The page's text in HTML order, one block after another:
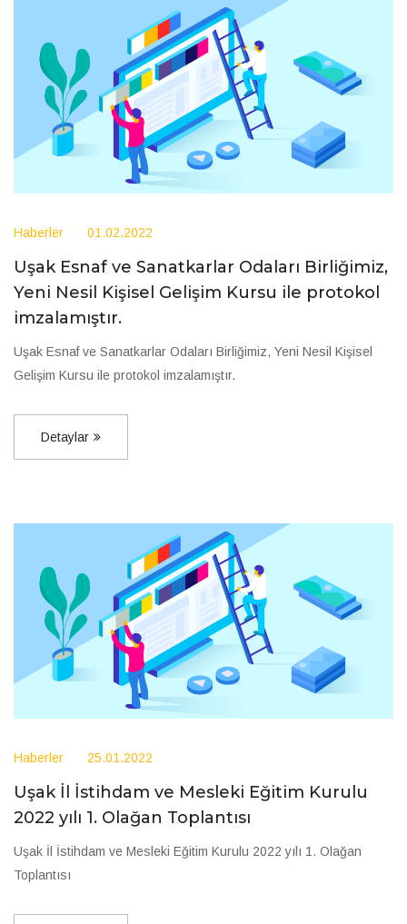
Haberler 01.02.2022
Uşak Esnaf ve Sanatkarlar Odaları Birliğimiz,
Yeni Nesil Kişisel Gelişim Kursu ile protokol
imzalamıştır.
Uşak Esnaf ve Sanatkarlar Odaları Birliğimiz, Yeni Nesil Kişisel
Gelişim Kursu ile protokol imzalamıştır.
Detaylar
Haberler 25.01.2022
Uşak İl İstihdam ve Mesleki Eğitim Kurulu
2022 yılı 1. Olağan Toplantısı
Uşak İl İstihdam ve Mesleki Eğitim Kurulu 2022 yılı 1. Olağan
Toplantısı